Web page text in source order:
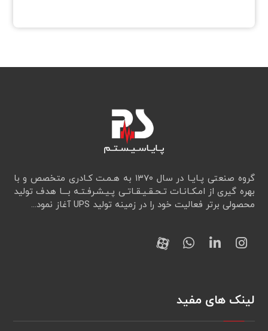
گروه صنعتی پـایـا در سال ۱۳۷۰ به هـمـت کـادری متخصص و با
بهره گیری از امـکـانـات تـحـقـيـقـاتـی پـیـشـرفـتـه بـــا هدف تولید
محصولی برتر فعالیت خود را در زمینه تولید UPS آغاز نمود...
لینک های مفید